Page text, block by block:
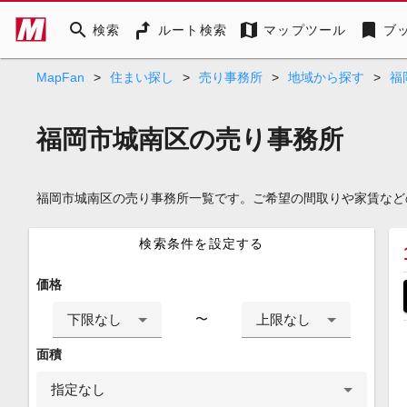
search 検索 ルート検索 map マップツール bookmark ブ
MapFan > 住まい探し > 売り事務所 > 地域から探す > 福
福岡市城南区の売り事務所
福岡市城南区の売り事務所一覧です。ご希望の間取りや家賃な
検索条件を設定する
価格
下限なし 〜 上限なし
面積
指定なし